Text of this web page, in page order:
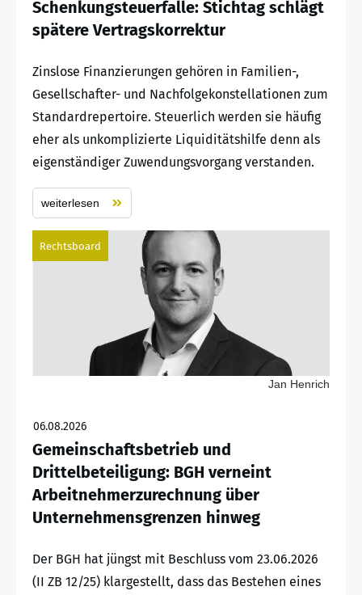
Schenkungsteuerfalle: Stichtag schlägt
spätere Vertragskorrektur
Zinslose Finanzierungen gehören in Familien-,
Gesellschafter- und Nachfolgekonstellationen zum
Standardrepertoire. Steuerlich werden sie häufig
eher als unkomplizierte Liquiditätshilfe denn als
eigenständiger Zuwendungsvorgang verstanden.
weiterlesen
Rechtsboard
Jan Henrich
06.08.2026
Gemeinschaftsbetrieb und
Drittelbeteiligung: BGH verneint
Arbeitnehmerzurechnung über
Unternehmensgrenzen hinweg
Der BGH hat jüngst mit Beschluss vom 23.06.2026
(II ZB 12/25) klargestellt, dass das Bestehen eines